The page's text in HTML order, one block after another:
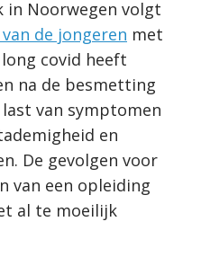
in Noorwegen volgt
de jongeren met
covid heeft
na de besmetting
van symptomen
en
De gevolgen voor
van een opleiding
al te moeilijk